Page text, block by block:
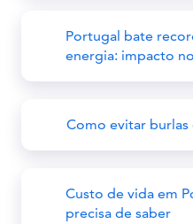
Portugal bate
energia: impacto
Como evitar burlas
Custo de vida em
precisa de saber